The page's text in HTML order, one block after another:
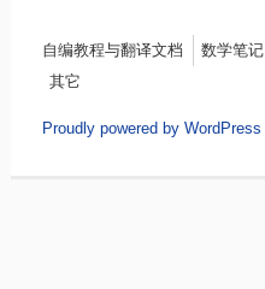
Menu
自编教程与翻译文档 数学笔记
其它
Proudly powered by WordPress